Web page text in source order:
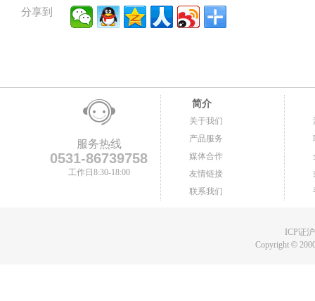
分享到
服务热线
0531-86739758
工作日8:30-18:00
简介
关于我们
产品服务
媒体合作
友情链接
联系我们
ICP证
Copyright©